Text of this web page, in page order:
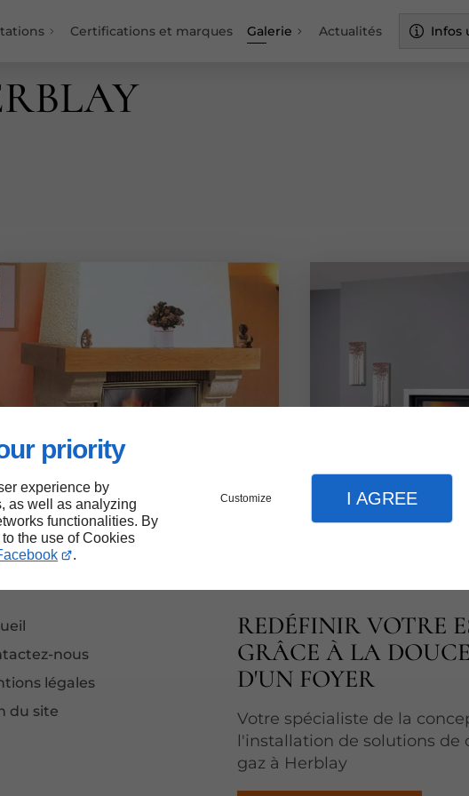
priority
experience by
as well as analyzing
functionalities. By
the use of Cookies
.
Customize I AGREE
Certifications et marques Galerie Actualités Infos
nous
légales
du site
REDÉFINIR VOTRE
GRÂCE À LA
D'UN FOYER
Votre spécialiste de la
l'installation de solutions de
gaz à Herblay